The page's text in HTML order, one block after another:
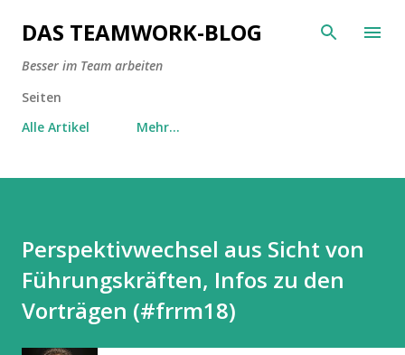
Direkt zum Hauptbereich
DAS TEAMWORK-BLOG
Besser im Team arbeiten
Seiten
Alle Artikel
Mehr…
Perspektivwechsel aus Sicht von
Führungskräften, Infos zu den
Vorträgen (#frrm18)